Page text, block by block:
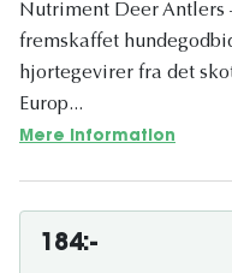
Nutriment Deer Antlers
fremskaffet
hjortegevirer fra det
Europ...
Mere information
184:-